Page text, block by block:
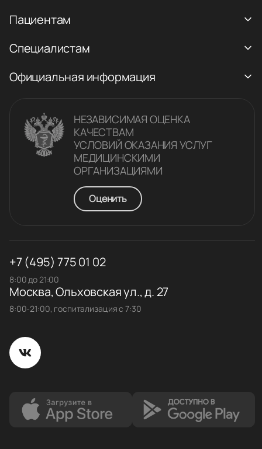
Пациентам
Специалистам
Официальная информация
НЕЗАВИСИМАЯ ОЦЕНКА
КАЧЕСТВАM
УСЛОВИЙ ОКАЗАНИЯ УСЛУГ
МЕДИЦИНСКИМИ
ОРГАНИЗАЦИЯМИ
Оценить
+7 (495) 775 01 02
8:00 до 21:00
Москва, Ольховская ул., д. 27
8:00-21:00, госпитализация с 7:30